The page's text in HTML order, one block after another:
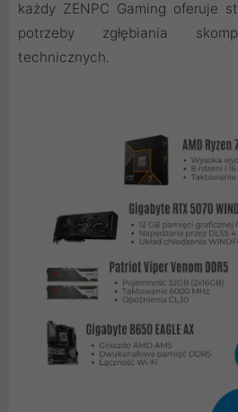
każdy ZENPC Gaming oferuje
potrzeby zgłębiania
technicznych.